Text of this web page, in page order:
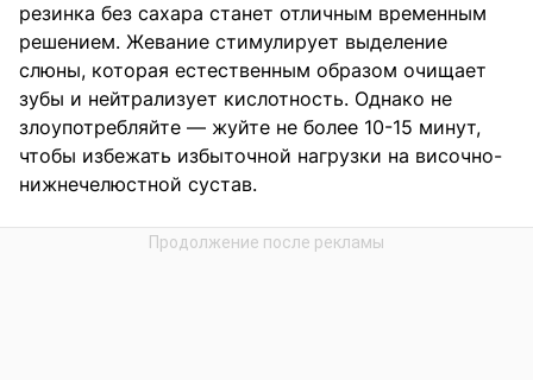
резинка без сахара станет отличным временным
решением. Жевание стимулирует выделение
слюны, которая естественным образом очищает
зубы и нейтрализует кислотность. Однако не
злоупотребляйте — жуйте не более 10-15 минут,
чтобы избежать избыточной нагрузки на височно-
нижнечелюстной сустав.